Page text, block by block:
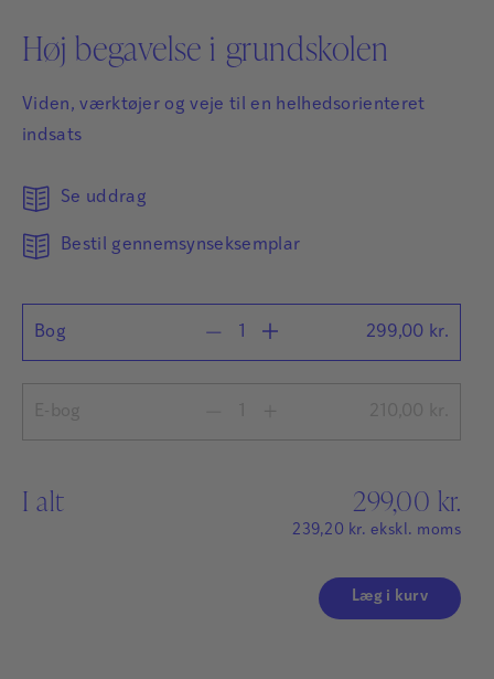
Høj begavelse i grundskolen
Viden, værktøjer og veje til en helhedsorienteret
indsats
Se uddrag
Bestil gennemsynseksemplar
Bog 299,00 kr.
I alt 299,00 kr.
239,20 kr. ekskl. moms
Læg i kurv